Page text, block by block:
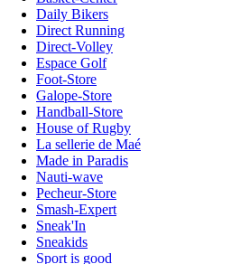
Daily Bikers
Direct Running
Direct-Volley
Espace Golf
Foot-Store
Galope-Store
Handball-Store
House of Rugby
La sellerie de Maé
Made in Paradis
Nauti-wave
Pecheur-Store
Smash-Expert
Sneak'In
Sneakids
Sport is good